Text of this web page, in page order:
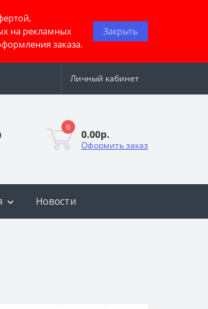
на рекламных
заказа.
Закрыть
Личный кабинет
0
0.00р.
Оформить заказ
Новости